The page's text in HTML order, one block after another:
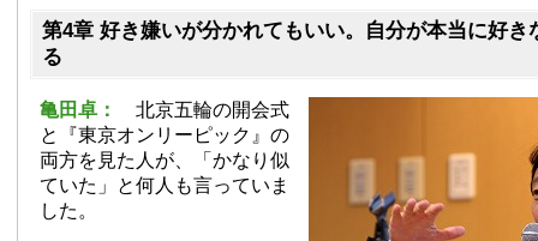
第4章 好き嫌いが分かれてもいい。自分が本当に好き
る
亀田卓： 北京五輪の開会式
と『東京オンリーピック』の
両方を見た人が、「かなり似
ていた」と何人も言っていま
した。